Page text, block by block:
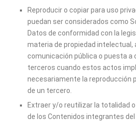
Reproducir o copiar para uso
puedan ser considerados como
Datos de conformidad con la
materia de propiedad intelectual,
comunicación pública o puesta a
terceros cuando estos actos
necesariamente la reproducción
de un tercero.
Extraer y/o reutilizar la totalidad
de los Contenidos integrantes